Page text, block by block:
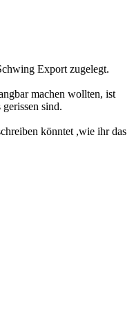
Export zugelegt.
machen wollten, ist
sind.
könntet ,wie ihr das